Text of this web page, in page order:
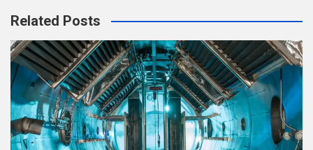
Related Posts